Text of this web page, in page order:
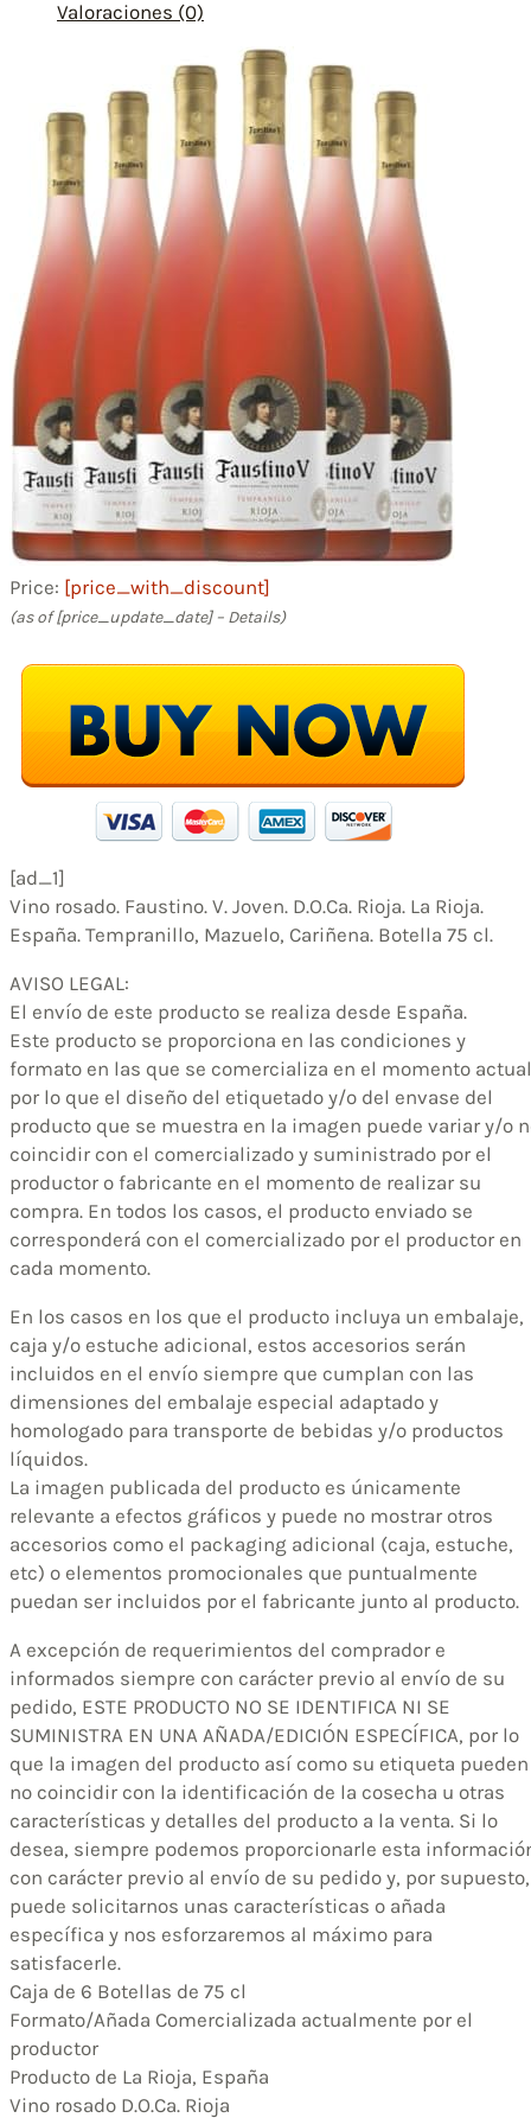
Valoraciones (0)
Price: [price_with_discount]
(as of [price_update_date] – Details)
[ad_1]
Vino rosado. Faustino. V. Joven. D.O.Ca. Rioja. La Rioja.
España. Tempranillo, Mazuelo, Cariñena. Botella 75 cl.
AVISO LEGAL:
El envío de este producto se realiza desde España.
Este producto se proporciona en las condiciones y
formato en las que se comercializa en el momento
por lo que el diseño del etiquetado y/o del envase del
producto que se muestra en la imagen puede variar y/o
coincidir con el comercializado y suministrado por el
productor o fabricante en el momento de realizar su
compra. En todos los casos, el producto enviado se
corresponderá con el comercializado por el productor en
cada momento.
En los casos en los que el producto incluya un embalaje,
caja y/o estuche adicional, estos accesorios serán
incluidos en el envío siempre que cumplan con las
dimensiones del embalaje especial adaptado y
homologado para transporte de bebidas y/o productos
líquidos.
La imagen publicada del producto es únicamente
relevante a efectos gráficos y puede no mostrar otros
accesorios como el packaging adicional (caja, estuche,
etc) o elementos promocionales que puntualmente
puedan ser incluidos por el fabricante junto al producto.
A excepción de requerimientos del comprador e
informados siempre con carácter previo al envío de su
pedido, ESTE PRODUCTO NO SE IDENTIFICA NI SE
SUMINISTRA EN UNA AÑADA/EDICIÓN ESPECÍFICA, por lo
que la imagen del producto así como su etiqueta pueden
no coincidir con la identificación de la cosecha u otras
características y detalles del producto a la venta. Si lo
desea, siempre podemos proporcionarle esta
con carácter previo al envío de su pedido y, por supuesto,
puede solicitarnos unas características o añada
específica y nos esforzaremos al máximo para
satisfacerle.
Caja de 6 Botellas de 75 cl
Formato/Añada Comercializada actualmente por el
productor
Producto de La Rioja, España
Vino rosado D.O.Ca. Rioja